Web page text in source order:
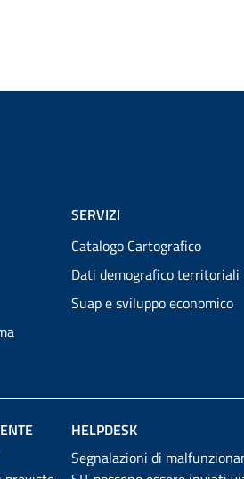
SERVIZI
Catalogo Cartografico
Dati demografico territoriali
Suap e sviluppo economico
HELPDESK
Segnalazioni di